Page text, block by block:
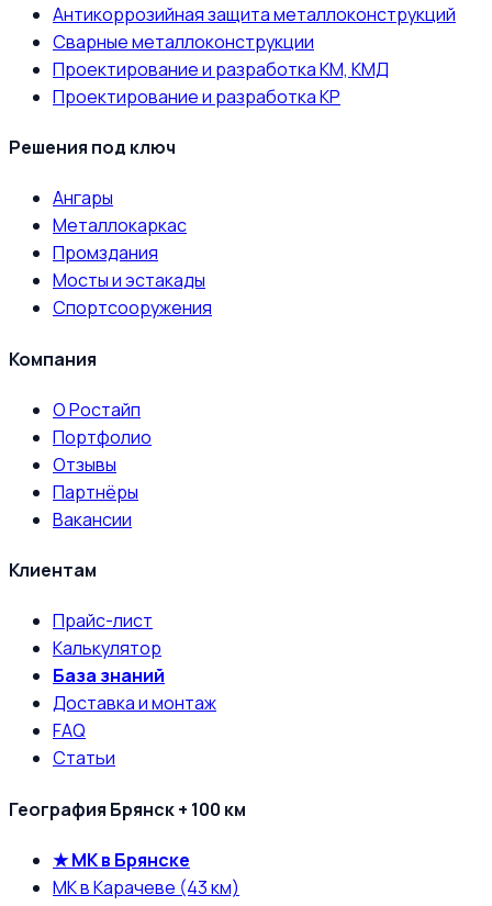
Антикоррозийная защита металлоконструкций
Сварные металлоконструкции
Проектирование и разработка КМ, КМД
Проектирование и разработка КР
Решения под ключ
Ангары
Металлокаркас
Промздания
Мосты и эстакады
Спортсооружения
Компания
О Ростайп
Портфолио
Отзывы
Партнёры
Вакансии
Клиентам
Прайс-лист
Калькулятор
База знаний
Доставка и монтаж
FAQ
Статьи
География Брянск + 100 км
★ МК в Брянске
МК в Карачеве (43 км)